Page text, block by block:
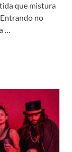
que mistura
no
…